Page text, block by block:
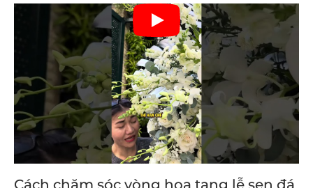
Cách chăm sóc vòng hoa tang lễ sen đá